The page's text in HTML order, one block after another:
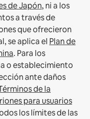
de Japón, ni a los
a través de
que ofrecieron
se aplica el Plan de
. Para los
o establecimiento
ante daños
de la
para usuarios
los límites de las